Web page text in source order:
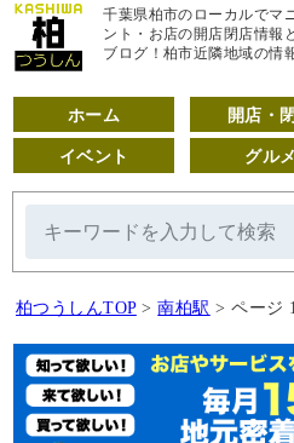
千葉県柏市のローカルでマ
ント・お店の開店閉店情報
ブログ！柏市近隣地域の情
ホーム 開店・
イベント グルメ
柏つうしんTOP > 南柏駅 > ページ